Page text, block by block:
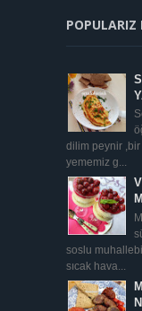
POPULARIZ
dilim peynir
yememiz g...
soslu
sıcak hava...